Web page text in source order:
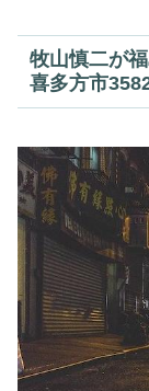
牧山慎二が
喜多方市